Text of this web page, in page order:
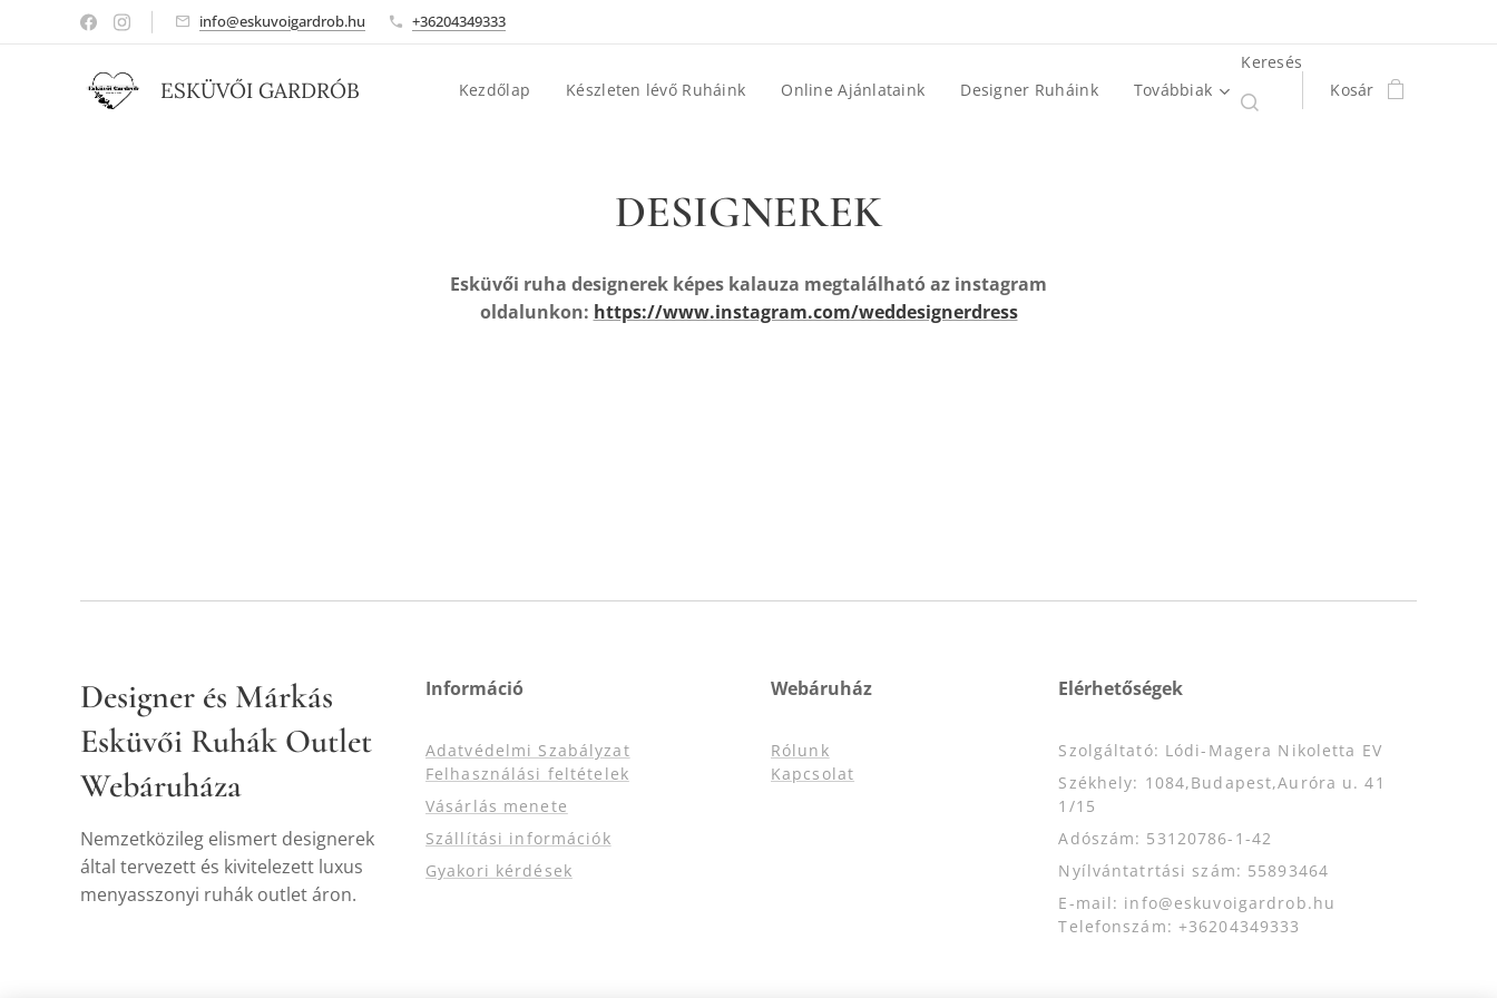
info@eskuvoigardrob.hu +36204349333
ESKÜVŐI GARDRÓB Kezdőlap Készleten lévő Ruháink Online Ajánlataink Designer Ruháink Továbbiak
Keresés
Kosár
DESIGNEREK
Esküvői ruha designerek képes kalauza megtalálható az instagram
oldalunkon: https://www.instagram.com/weddesignerdress
Designer és Márkás
Esküvői Ruhák Outlet
Webáruháza
Nemzetközileg elismert designerek
által tervezett és kivitelezett luxus
menyasszonyi ruhák outlet áron.
Információ
Adatvédelmi Szabályzat
Felhasználási feltételek
Vásárlás menete
Szállítási információk
Gyakori kérdések
Webáruház
Rólunk
Kapcsolat
Elérhetőségek
Szolgáltató: Lódi-Magera Nikoletta EV
Székhely: 1084,Budapest,Auróra u. 41
1/15
Adószám: 53120786-1-42
Nyílvántatrtási szám: 55893464
E-mail: info@eskuvoigardrob.hu
Telefonszám: +36204349333